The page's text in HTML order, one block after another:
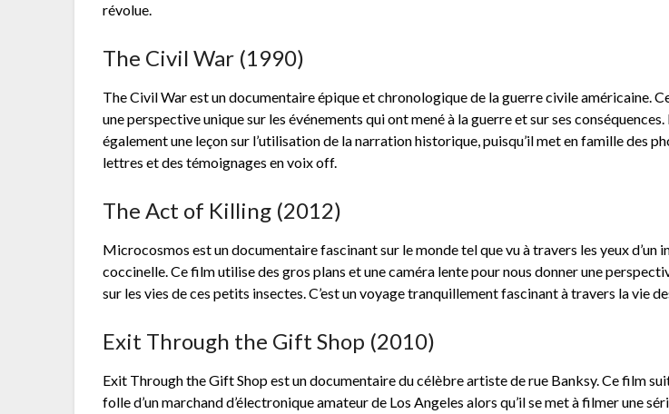
révolue.
The Civil War (1990)
The Civil War est un documentaire épique et chronologique de la guerre civile américaine.
une perspective unique sur les événements qui ont mené à la guerre et sur ses conséquences.
également une leçon sur l’utilisation de la narration historique, puisqu’il met en famille des
lettres et des témoignages en voix off.
The Act of Killing (2012)
Microcosmos est un documentaire fascinant sur le monde tel que vu à travers les yeux d’un
coccinelle. Ce film utilise des gros plans et une caméra lente pour nous donner une
sur les vies de ces petits insectes. C’est un voyage tranquillement fascinant à travers la vie
Exit Through the Gift Shop (2010)
Exit Through the Gift Shop est un documentaire du célèbre artiste de rue Banksy. Ce film
folle d’un marchand d’électronique amateur de Los Angeles alors qu’il se met à filmer une